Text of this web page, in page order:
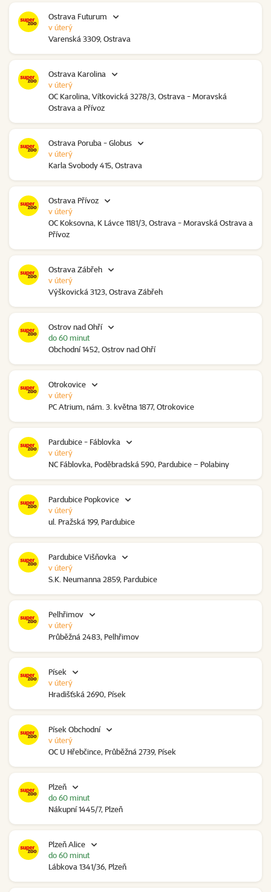
Ostrava Futurum
Varenská 3309, Ostrava
v úterý
Ostrava Karolina
OC Karolina, Vítkovická 3278/3, Ostrava - Moravská
Ostrava a Přívoz
v úterý
Ostrava Poruba - Globus
Karla Svobody 415, Ostrava
v úterý
Ostrava Přívoz
OC Koksovna, K Lávce 1181/3, Ostrava - Moravská Ostrava a
Přívoz
v úterý
Ostrava Zábřeh
Výškovická 3123, Ostrava Zábřeh
v úterý
Ostrov nad Ohří
Obchodní 1452, Ostrov nad Ohří
do 60 minut
Otrokovice
PC Atrium, nám. 3. května 1877, Otrokovice
v úterý
Pardubice - Fáblovka
NC Fáblovka, Poděbradská 590, Pardubice – Polabiny
v úterý
Pardubice Popkovice
ul. Pražská 199, Pardubice
v úterý
Pardubice Višňovka
S.K. Neumanna 2859, Pardubice
v úterý
Pelhřimov
Průběžná 2483, Pelhřimov
v úterý
Písek
Hradišťská 2690, Písek
v úterý
Písek Obchodní
OC U Hřebčince, Průběžná 2739, Písek
v úterý
Plzeň
Nákupní 1445/7, Plzeň
do 60 minut
Plzeň Alice
Lábkova 1341/36, Plzeň
do 60 minut